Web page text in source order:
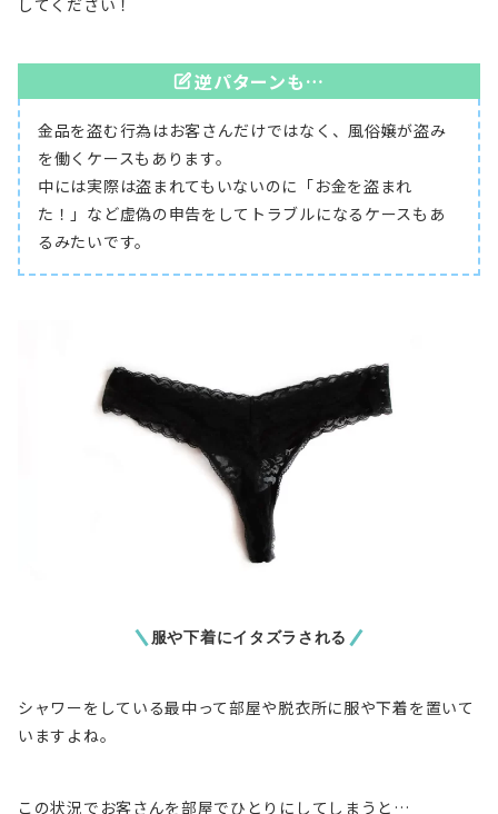
逆パターンも…
金品を盗む行為はお客さんだけではなく、風俗嬢が盗み
を働くケースもあります。
中には実際は盗まれてもいないのに「お金を盗まれ
た！」など虚偽の申告をしてトラブルになるケースもあ
るみたいです。
服や下着にイタズラされる
シャワーをしている最中って部屋や脱衣所に服や下着を置いて
いますよね。
この状況でお客さんを部屋でひとりにしてしまうと…